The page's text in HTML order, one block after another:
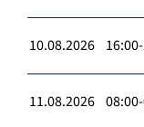
10.08.2026
11.08.2026